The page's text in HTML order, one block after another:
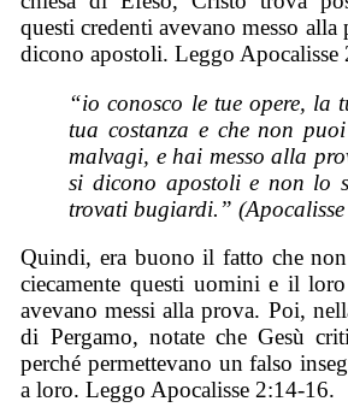
questi credenti avevano messo
dicono apostoli. Leggo Apocalisse
“io conosco le tue opere, la
tua costanza e che non
malvagi, e hai messo alla
si dicono apostoli e non lo
trovati bugiardi.”
Quindi, era buono il fatto che non
ciecamente questi uomini e il
avevano messi alla prova. Poi,
di Pergamo, notate che Gesù
perché permettevano un falso
a loro. Leggo Apocalisse 2:14-16.